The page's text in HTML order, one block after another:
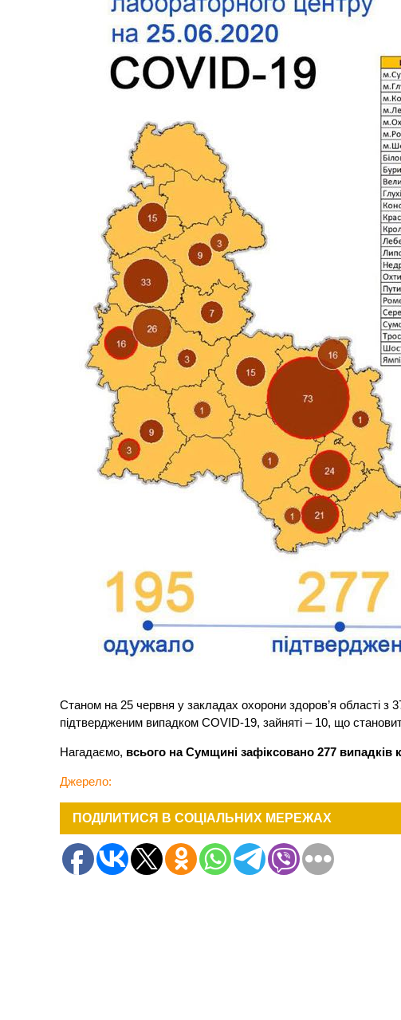
Станом на 25 червня у закладах охорони здоров’я області з
підтвердженим випадком COVID-19, зайняті – 10, що
Нагадаємо, всього на Сумщині зафіксовано 277 випадків
Джерело:
ПОДІЛИТИСЯ В СОЦІАЛЬНИХ МЕРЕЖАХ